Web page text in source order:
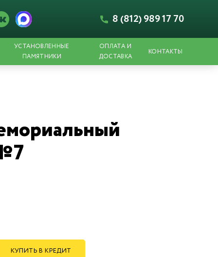
8 (812) 989 17 70
УСТАНОВЛЕННЫЕ
ПАМЯТНИКИ
ОПЛАТА И
ДОСТАВКА
КОНТАКТЫ
КУПИТЬ В КРЕДИТ